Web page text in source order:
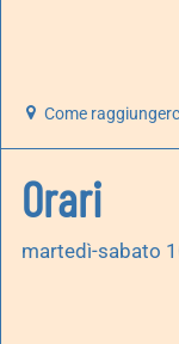
Come
Orari
martedì-sabato